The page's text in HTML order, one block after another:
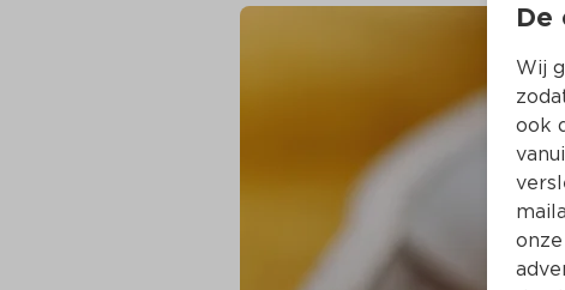
De
Wij
ook